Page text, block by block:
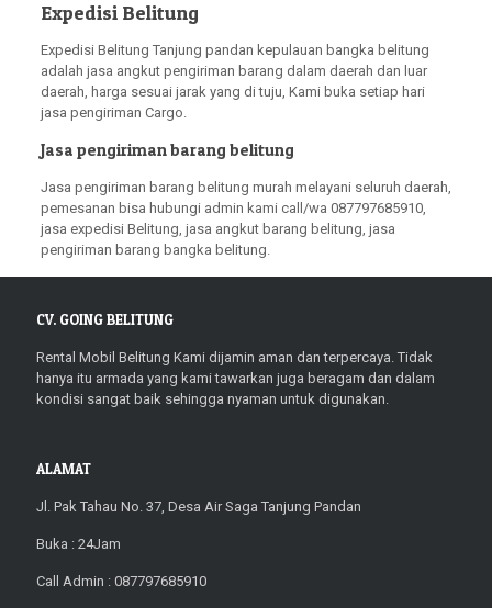
Expedisi Belitung
Expedisi Belitung Tanjung pandan kepulauan bangka belitung
adalah jasa angkut pengiriman barang dalam daerah dan luar
daerah, harga sesuai jarak yang di tuju, Kami buka setiap hari
jasa pengiriman Cargo.
Jasa pengiriman barang belitung
Jasa pengiriman barang belitung murah melayani seluruh daerah,
pemesanan bisa hubungi admin kami call/wa 087797685910,
jasa expedisi Belitung, jasa angkut barang belitung, jasa
pengiriman barang bangka belitung.
CV. GOING BELITUNG
Rental Mobil Belitung Kami dijamin aman dan terpercaya. Tidak
hanya itu armada yang kami tawarkan juga beragam dan dalam
kondisi sangat baik sehingga nyaman untuk digunakan.
ALAMAT
Jl. Pak Tahau No. 37, Desa Air Saga Tanjung Pandan
Buka : 24Jam
Call Admin : 087797685910